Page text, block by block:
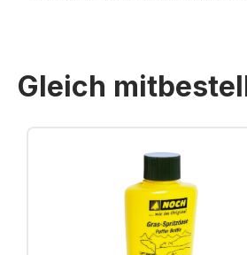
Gleich
Produktgalerie überspringen